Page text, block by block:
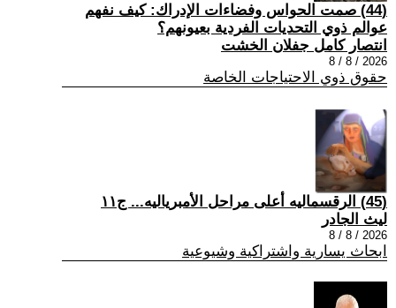
(44) صمت الحواس وفضاءات الإدراك: كيف نفهم
عوالم ذوي التحديات الفردية بعيونهم؟
انتصار كامل جفلان الخشت
2026 / 8 / 8
حقوق ذوي الاحتياجات الخاصة
(45) الرقسماليه أعلى مراحل الأمبرياليه... ج١١
ليث الجادر
2026 / 8 / 8
ابحاث يسارية واشتراكية وشيوعية